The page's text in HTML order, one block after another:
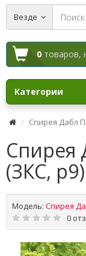
Везде
0 товаров,
Категории
Спирея Дабл
Спирея
(ЗКС, р9)
Модель: Спирея
0